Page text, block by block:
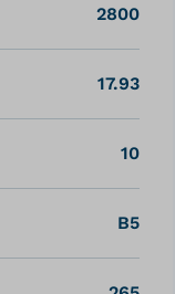
2800
17.93
10
B5